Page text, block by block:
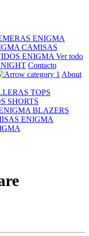
ENIGMA
CAMISAS
ENIGMA Ver todo
Contacto
About
TOPS
SHORTS
BLAZERS
ENIGMA